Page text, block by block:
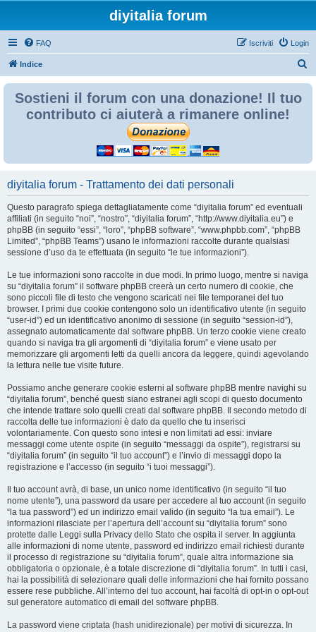
diyitalia forum
FAQ Login
Iscriviti
Indice
Sostieni il forum con una donazione! Il tuo
contributo ci aiuterà a rimanere online!
diyitalia forum - Trattamento dei dati personali
Questo paragrafo spiega dettagliatamente come “diyitalia forum” ed eventuali
affiliati (in seguito “noi”, “nostro”, “diyitalia forum”, “http://www.diyitalia.eu”) e
phpBB (in seguito “essi”, “loro”, “phpBB software”, “www.phpbb.com”, “phpBB
Limited”, “phpBB Teams”) usano le informazioni raccolte durante qualsiasi
sessione d’uso da te effettuata (in seguito “le tue informazioni”).
Le tue informazioni sono raccolte in due modi. In primo luogo, mentre si naviga
su “diyitalia forum” il software phpBB creerà un certo numero di cookie, che
sono piccoli file di testo che vengono scaricati nei file temporanei del tuo
browser. I primi due cookie contengono solo un identificativo utente (in seguito
“user-id”) ed un identificativo anonimo di sessione (in seguito “session-id”),
assegnato automaticamente dal software phpBB. Un terzo cookie viene creato
quando si naviga tra gli argomenti di “diyitalia forum” e viene usato per
memorizzare gli argomenti letti da quelli ancora da leggere, quindi agevolando
la lettura nelle tue visite future.
Possiamo anche generare cookie esterni al software phpBB mentre navighi su
“diyitalia forum”, benché questi siano estranei agli scopi di questo documento
che intende trattare solo quelli creati dal software phpBB. Il secondo metodo di
raccolta delle tue informazioni è dato da quello che tu inserisci
volontariamente. Con questo sono intesi e non limitati ad essi: inviare
messaggi come utente ospite (in seguito “messaggi da ospite”), registrarsi su
“diyitalia forum” (in seguito “il tuo account”) e l’invio di messaggi dopo la
registrazione e l’accesso (in seguito “i tuoi messaggi”).
Il tuo account avrà, di base, un unico nome identificativo (in seguito “il tuo
nome utente”), una password da usare per accedere al tuo account (in seguito
“la tua password”) ed un indirizzo email valido (in seguito “la tua email”). Le
informazioni rilasciate per l’apertura dell’account su “diyitalia forum” sono
protette dalle Leggi sulla Privacy dello Stato che ospita il server. In aggiunta
alle informazioni di nome utente, password ed indirizzo email richiesti durante
il processo di registrazione su “diyitalia forum”, quale altra informazione sia
obbligatoria o opzionale, è a totale discrezione di “diyitalia forum”. In tutti i casi,
hai la possibilità di selezionare quali delle informazioni che hai fornito possano
essere rese pubbliche. All’interno del tuo account, hai facoltà di opt-in o opt-out
sul generatore automatico di email del software phpBB.
La password viene criptata (hash unidirezionale) per motivi di sicurezza. In